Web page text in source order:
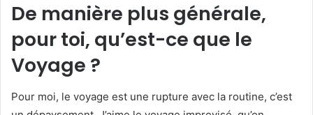
De manière plus générale,
pour toi, qu’est-ce que le
Voyage ?
Pour moi, le voyage est une rupture avec la routine, c’est